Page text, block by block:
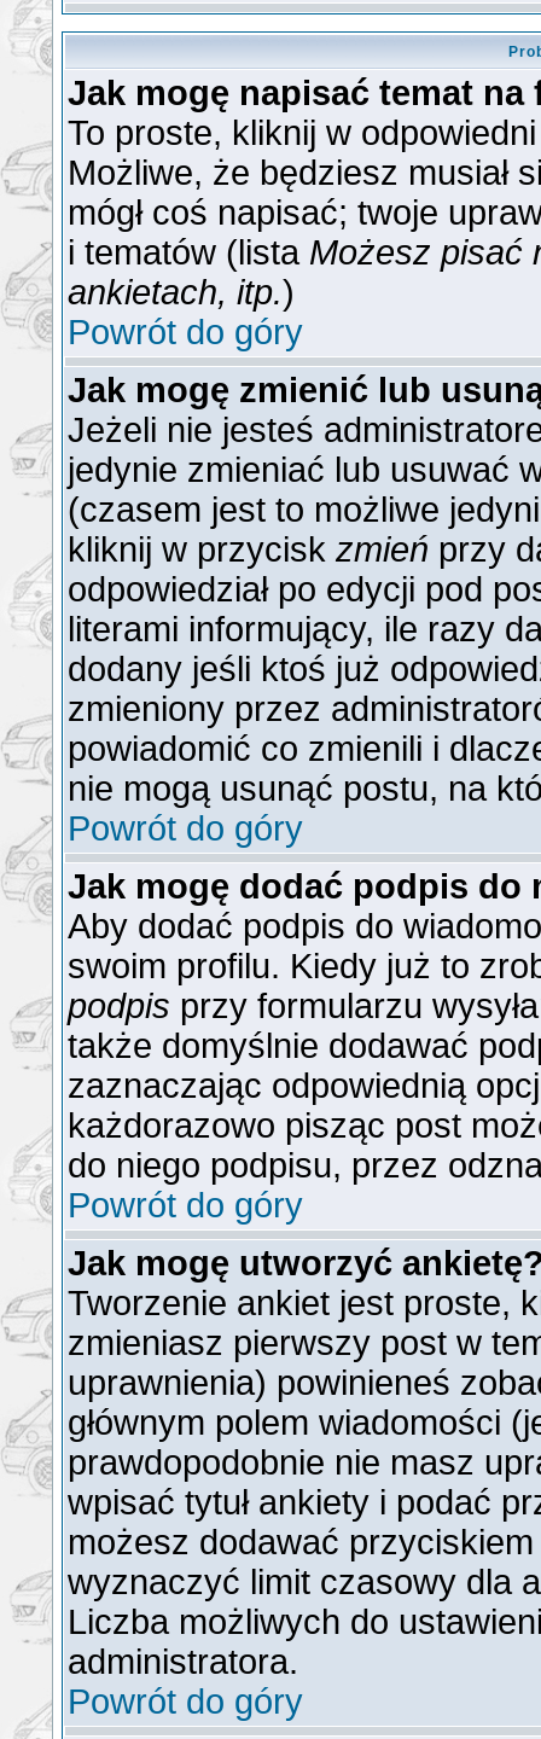
Jak mogę napisać temat na
To proste, kliknij w
Możliwe, że będziesz musiał
mógł coś napisać; twoje
i tematów (lista Możesz pisać
ankietach, itp.)
Powrót do góry
Jak mogę zmienić lub
Jeżeli nie jesteś
jedynie zmieniać lub usuwać
(czasem jest to możliwe
kliknij w przycisk zmień przy
odpowiedział po edycji pod
literami informujący, ile razy
dodany jeśli ktoś już
zmieniony przez
powiadomić co zmienili i
nie mogą usunąć postu, na
Powrót do góry
Jak mogę dodać podpis do
Aby dodać podpis do
swoim profilu. Kiedy już to
podpis przy formularzu
także domyślnie dodawać
zaznaczając odpowiednią
każdorazowo pisząc post
do niego podpisu, przez
Powrót do góry
Jak mogę utworzyć
Tworzenie ankiet jest proste,
zmieniasz pierwszy post w
uprawnienia) powinieneś
głównym polem wiadomości
prawdopodobnie nie masz
wpisać tytuł ankiety i podać
możesz dodawać
wyznaczyć limit czasowy dla
Liczba możliwych do
administratora.
Powrót do góry